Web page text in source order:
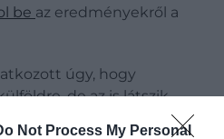
Not Process My Personal
be az eredményekről a
úgy, hogy
de az is látszik,